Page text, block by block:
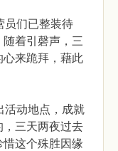
们已整装待
着引磬声，三
来跪拜，藉此
动地点，成就
三天两夜过去
这个殊胜因缘